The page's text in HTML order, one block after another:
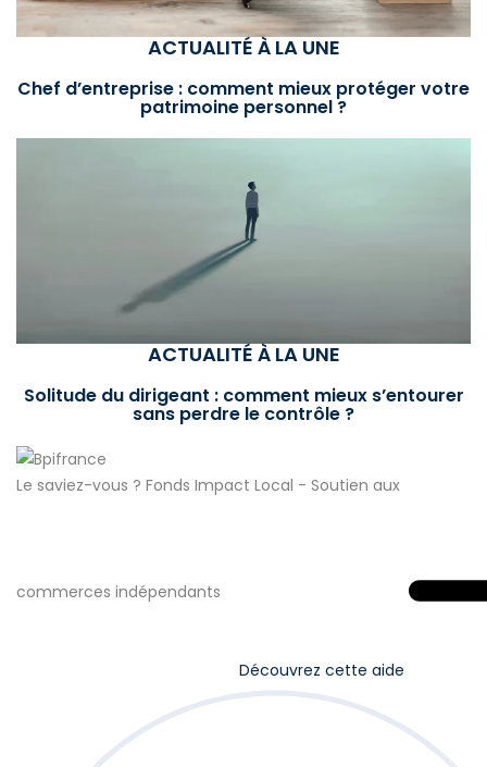
ACTUALITÉ À LA UNE
Chef d’entreprise : comment mieux protéger votre
patrimoine personnel ?
ACTUALITÉ À LA UNE
Solitude du dirigeant : comment mieux s’entourer
sans perdre le contrôle ?
Le saviez-vous ? Fonds Impact Local - Soutien aux
commerces indépendants
Découvrez cette aide